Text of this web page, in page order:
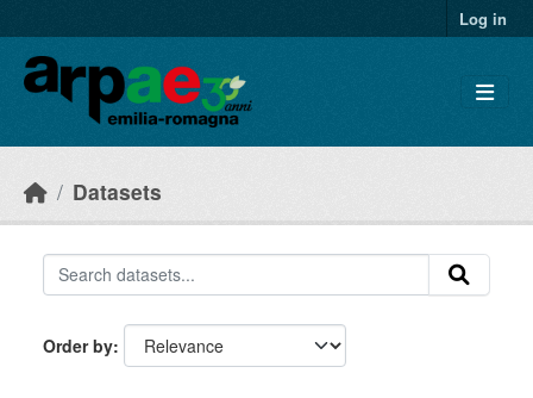
Log in
Datasets
Order by